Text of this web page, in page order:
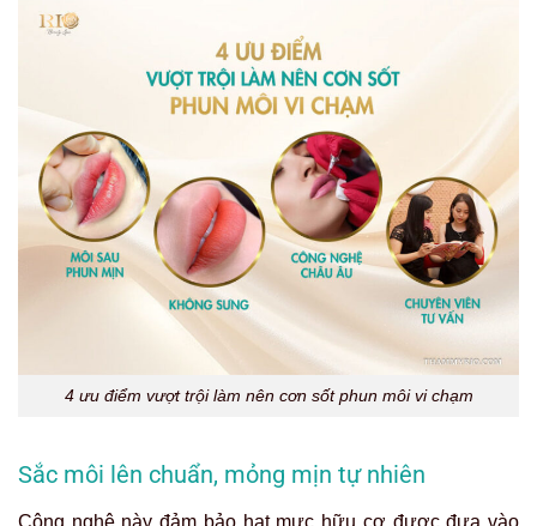
4 ưu điểm vượt trội làm nên cơn sốt phun môi vi chạm
Sắc môi lên chuẩn, mỏng mịn tự nhiên
Công nghệ này đảm bảo hạt mực hữu cơ được đưa vào